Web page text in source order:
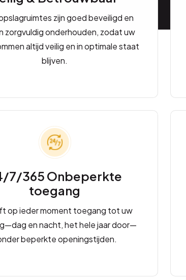
zijn goed beveiligd en
zorgvuldig onderhouden, zodat uw
altijd veilig en in optimale staat
blijven.
7/365 Onbeperkte
toegang
op ieder moment toegang tot uw
en nacht, het hele jaar door—
beperkte openingstijden.